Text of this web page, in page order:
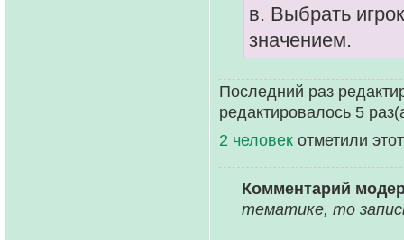
в. Выбрать
значением.
Последний раз
редактировалось 5
2 человек отметили
Комментарий
тематике, то